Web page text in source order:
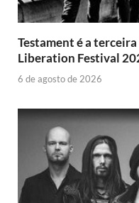
Testament é a
Liberation Festival
6 de agosto de 2026